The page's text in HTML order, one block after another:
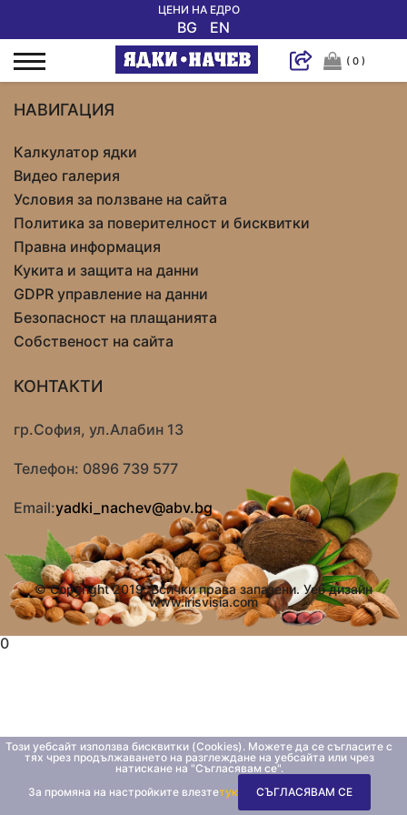
ЦЕНИ НА ЕДРО
BG EN
( 0 )
НАВИГАЦИЯ
Калкулатор ядки
Видео галерия
Условия за ползване на сайта
Политика за поверителност и бисквитки
Правна информация
Кукита и защита на данни
GDPR управление на данни
Безопасност на плащанията
Собственост на сайта
КОНТАКТИ
гр.София, ул.Алабин 13
Телефон: 0896 739 577
Email:yadki_nachev@abv.bg
© Copyright 2019. Всички права запазени. Уеб дизайн
www.irisvisia.com
Този уебсайт използва бисквитки (Cookies). Можете да се съгласите с
тях чрез продължаването на разглеждане на уебсайта или чрез
натискане на "Съгласявам се".
За промяна на настройките влезтетук СЪГЛАСЯВАМ СЕ
0